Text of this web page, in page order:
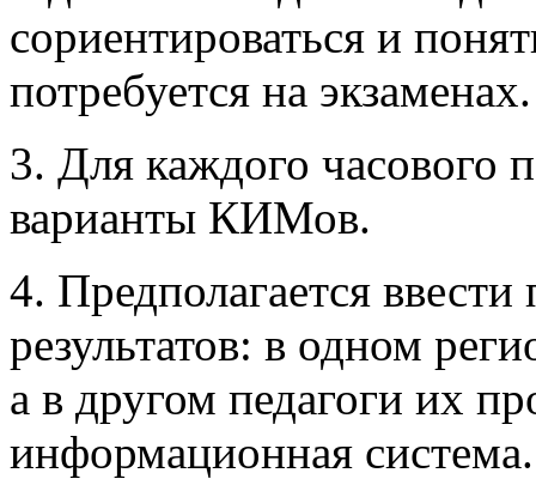
сориентироваться и
потребуется на экзаменах.
3. Для каждого часового
варианты КИМов.
4. Предполагается
результатов: в одном
а в другом педагоги их
информационная система.